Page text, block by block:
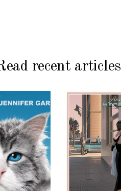
recent articles